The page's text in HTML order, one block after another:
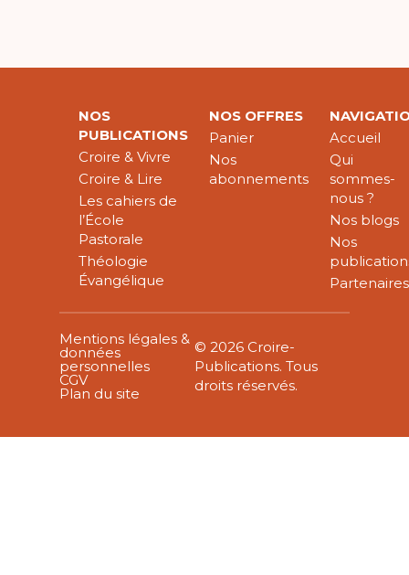
NOS
PUBLICATIONS
Croire & Vivre
Croire & Lire
Les cahiers de
l’École
Pastorale
Théologie
Évangélique
NOS OFFRES
Panier
Nos
abonnements
Accueil
Qui
sommes-
nous ?
Nos blogs
Nos
Partenaires
Mentions légales &
données
personnelles
CGV
Plan du site
© 2026 Croire-
Publications. Tous
droits réservés.